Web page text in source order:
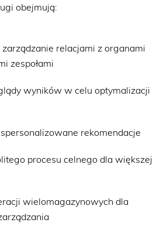
obejmują:
relacjami z organami
zespołami
wyników w celu optymalizacji
rekomendacje
procesu celnego dla większej
wielomagazynowych dla